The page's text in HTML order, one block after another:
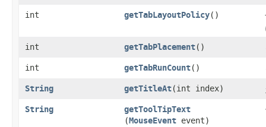
int getTabLayoutPolicy()
int getTabPlacement()
int getTabRunCount()
String getTitleAt​(int index)
String
getToolTipText
(MouseEvent event)